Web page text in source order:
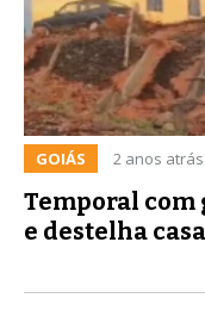
GOIÁS 2 anos atrás
Temporal
e destelha